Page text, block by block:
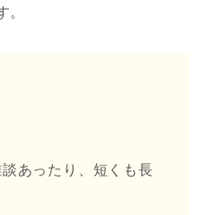
。
あったり、短くも長